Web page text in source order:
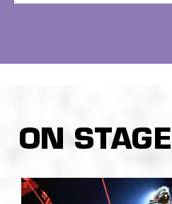
ON STAGE